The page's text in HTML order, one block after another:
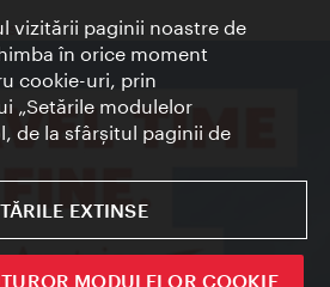
vizitării paginii noastre de
în orice moment
cookie-uri, prin
„Setările modulelor
de la sfârşitul paginii de
EXTINSE
MODULELOR COOKIE